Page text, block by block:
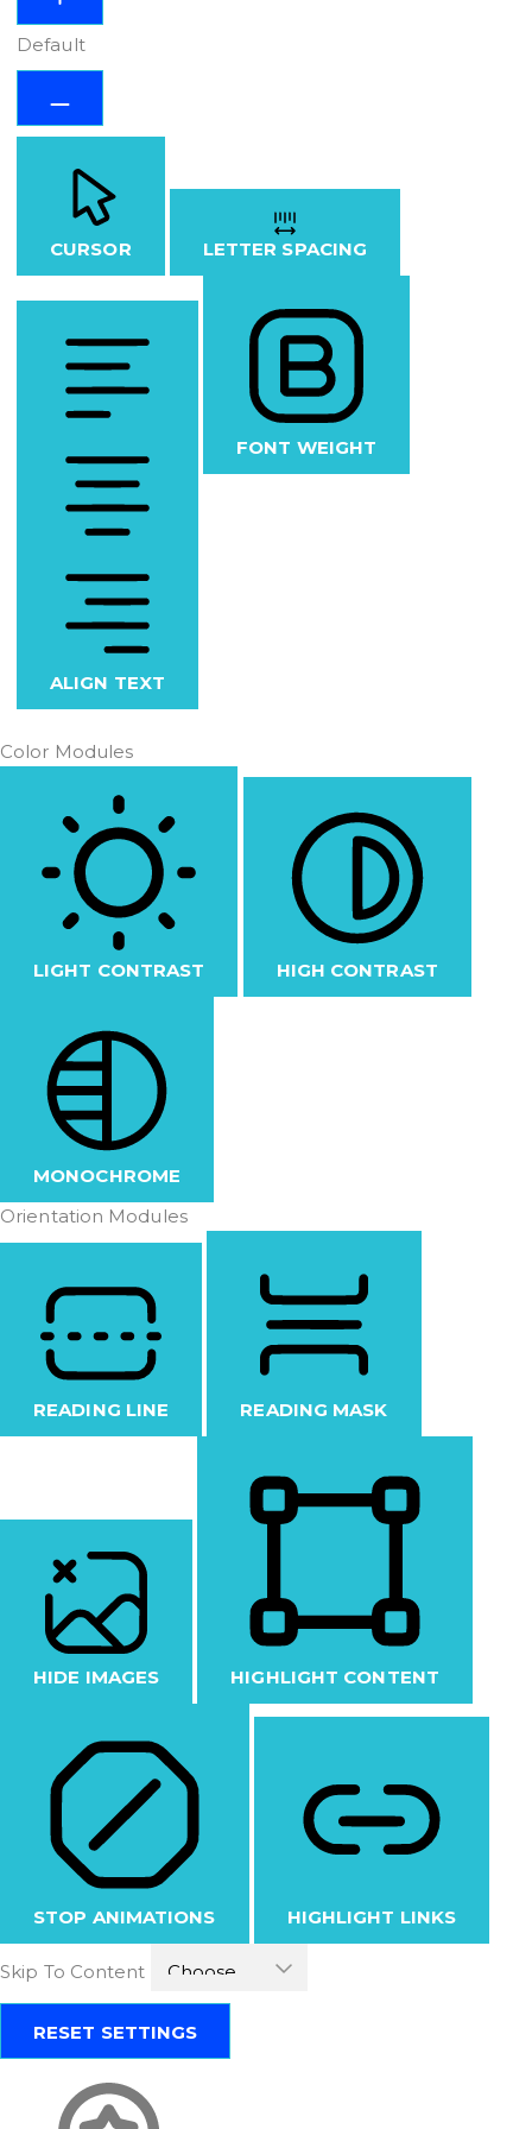
Default
CURSOR LETTER SPACING
ALIGN TEXT
FONT WEIGHT
Color Modules
LIGHT CONTRAST HIGH CONTRAST
MONOCHROME
Orientation Modules
READING LINE READING MASK
HIDE IMAGES HIGHLIGHT CONTENT
STOP ANIMATIONS HIGHLIGHT LINKS
Skip To Content
RESET SETTINGS